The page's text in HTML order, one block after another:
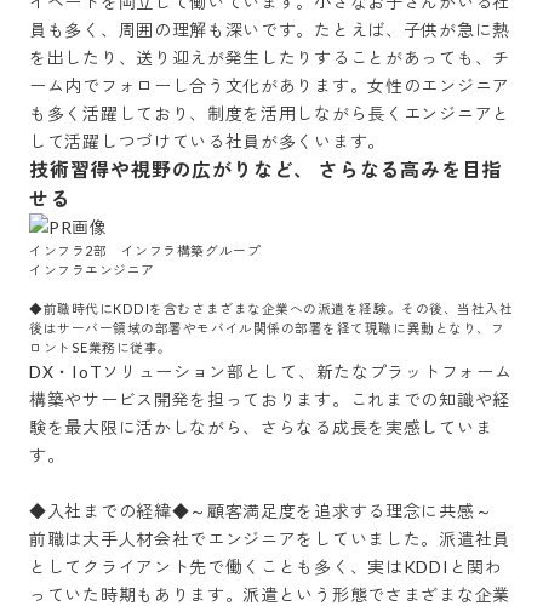
員も多く、周囲の理解も深いです。たとえば、子供が急に熱
を出したり、送り迎えが発生したりすることがあっても、チ
ーム内でフォローし合う文化があります。女性のエンジニア
も多く活躍しており、制度を活用しながら長くエンジニアと
して活躍しつづけている社員が多くいます。
技術習得や視野の広がりなど、 さらなる高みを目指
せる
インフラ2部　インフラ構築グループ
インフラエンジニア
◆前職時代にKDDIを含むさまざまな企業への派遣を経験。その後、当社入社
後はサーバー領域の部署やモバイル関係の部署を経て現職に異動となり、フ
ロントSE業務に従事。
DX・IoTソリューション部として、新たなプラットフォーム
構築やサービス開発を担っております。これまでの知識や経
験を最大限に活かしながら、さらなる成長を実感していま
す。
◆入社までの経緯◆～顧客満足度を追求する理念に共感～
前職は大手人材会社でエンジニアをしていました。派遣社員
としてクライアント先で働くことも多く、実はKDDIと関わ
っていた時期もあります。派遣という形態でさまざまな企業